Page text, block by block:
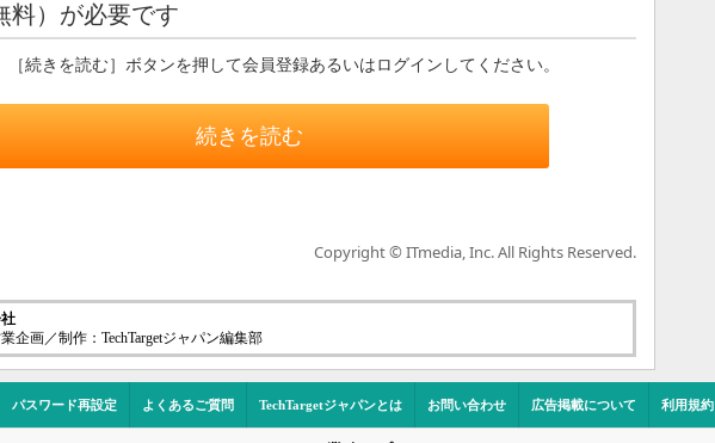
料）が必要です
［続きを読む］ボタンを押して会員登録あるいはログインしてください。
続きを読む
Copyright © ITmedia, Inc. All Rights Reserved.
企画／制作：TechTargetジャパン編集部
パスワード再設定 よくあるご質問 TechTargetジャパンとは お問い合わせ 広告掲載について 利用規約